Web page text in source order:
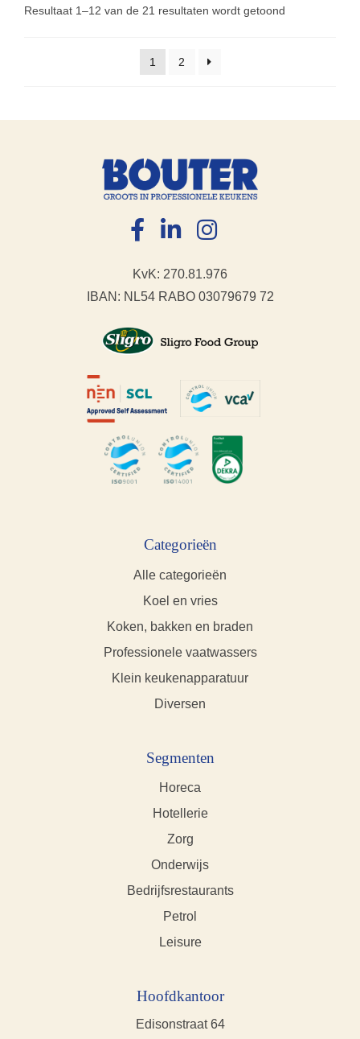
Resultaat 1–12 van de 21 resultaten wordt getoond
1 2
Categorieën
Alle categorieën
Koel en vries
Koken, bakken en braden
Professionele vaatwassers
Klein keukenapparatuur
Diversen
Segmenten
Horeca
Hotellerie
Zorg
Onderwijs
Bedrijfsrestaurants
Petrol
Leisure
Hoofdkantoor
Edisonstraat 64
KvK: 270.81.976
IBAN: NL54 RABO 03079679 72